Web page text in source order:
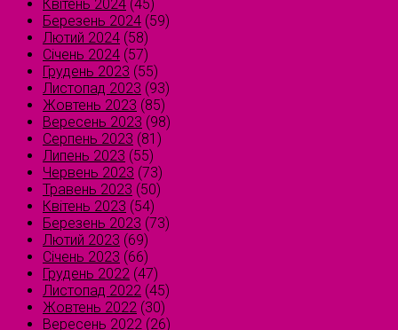
Квітень 2024 (45)
Березень 2024 (59)
Лютий 2024 (58)
Січень 2024 (57)
Грудень 2023 (55)
Листопад 2023 (93)
Жовтень 2023 (85)
Вересень 2023 (98)
Серпень 2023 (81)
Липень 2023 (55)
Червень 2023 (73)
Травень 2023 (50)
Квітень 2023 (54)
Березень 2023 (73)
Лютий 2023 (69)
Січень 2023 (66)
Грудень 2022 (47)
Листопад 2022 (45)
Жовтень 2022 (30)
Вересень 2022 (26)